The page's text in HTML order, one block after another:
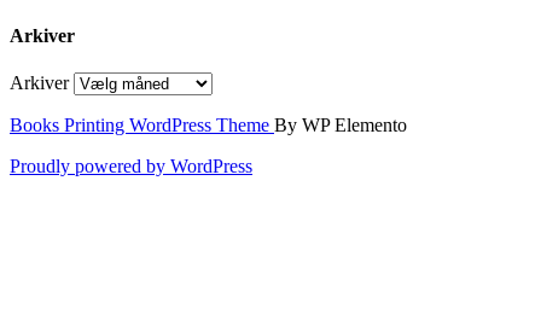
Arkiver
Arkiver
Books Printing WordPress Theme By WP Elemento
Proudly powered by WordPress